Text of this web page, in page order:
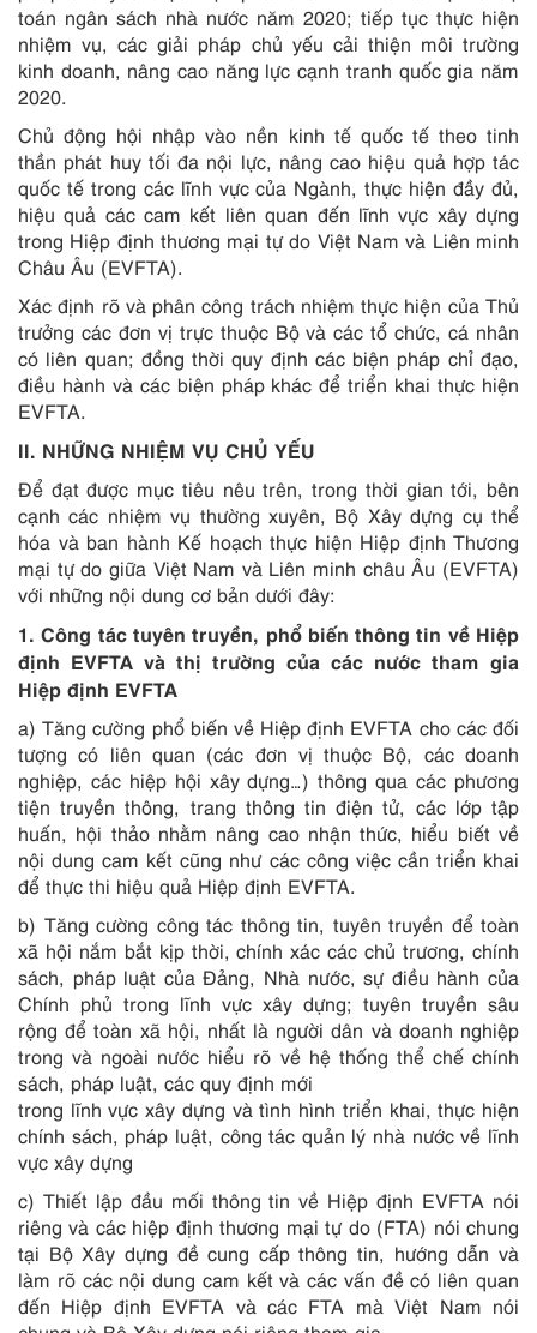
toán ngân sách nhà nước năm 2020; tiếp tục thực hiện
nhiệm vụ, các giải pháp chủ yếu cải thiện môi trường
kinh doanh, nâng cao năng lực cạnh tranh quốc gia năm
2020.
Chủ động hội nhập vào nền kinh tế quốc tế theo tinh
thần phát huy tối đa nội lực, nâng cao hiệu quả hợp tác
quốc tế trong các lĩnh vực của Ngành, thực hiện đầy đủ,
hiệu quả các cam kết liên quan đến lĩnh vực xây dựng
trong Hiệp định thương mại tự do Việt Nam và Liên minh
Châu Âu (EVFTA).
Xác định rõ và phân công trách nhiệm thực hiện của Thủ
trưởng các đơn vị trực thuộc Bộ và các tổ chức, cá nhân
có liên quan; đồng thời quy định các biện pháp chỉ đạo,
điều hành và các biện pháp khác để triển khai thực hiện
EVFTA.
II. NHỮNG NHIỆM VỤ CHỦ YẾU
Để đạt được mục tiêu nêu trên, trong thời gian tới, bên
cạnh các nhiệm vụ thường xuyên, Bộ Xây dựng cụ thể
hóa và ban hành Kế hoạch thực hiện Hiệp định Thương
mại tự do giữa Việt Nam và Liên minh châu Âu (EVFTA)
với những nội dung cơ bản dưới đây:
1. Công tác tuyên truyền, phổ biến thông tin về Hiệp
định EVFTA và thị trường của các nước tham gia
Hiệp định EVFTA
a) Tăng cường phổ biến về Hiệp định EVFTA cho các đối
tượng có liên quan (các đơn vị thuộc Bộ, các doanh
nghiệp, các hiệp hội xây dựng…) thông qua các phương
tiện truyền thông, trang thông tin điện tử, các lớp tập
huấn, hội thảo nhằm nâng cao nhận thức, hiểu biết về
nội dung cam kết cũng như các công việc cần triển khai
để thực thi hiệu quả Hiệp định EVFTA.
b) Tăng cường công tác thông tin, tuyên truyền để toàn
xã hội nắm bắt kịp thời, chính xác các chủ trương, chính
sách, pháp luật của Đảng, Nhà nước, sự điều hành của
Chính phủ trong lĩnh vực xây dựng; tuyên truyền sâu
rộng để toàn xã hội, nhất là người dân và doanh nghiệp
trong và ngoài nước hiểu rõ về hệ thống thể chế chính
sách, pháp luật, các quy định mới
trong lĩnh vực xây dựng và tình hình triển khai, thực hiện
chính sách, pháp luật, công tác quản lý nhà nước về lĩnh
vực xây dựng
c) Thiết lập đầu mối thông tin về Hiệp định EVFTA nói
riêng và các hiệp định thương mại tự do (FTA) nói chung
tại Bộ Xây dựng đề cung cấp thông tin, hướng dẫn và
làm rõ các nội dung cam kết và các vấn đề có liên quan
đến Hiệp định EVFTA và các FTA mà Việt Nam nói